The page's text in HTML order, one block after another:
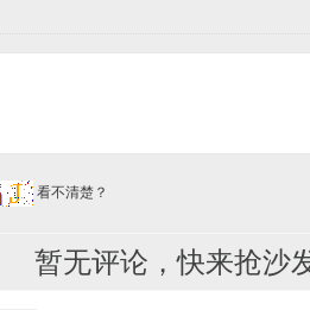
看不清楚？
暂无评论，快来抢沙